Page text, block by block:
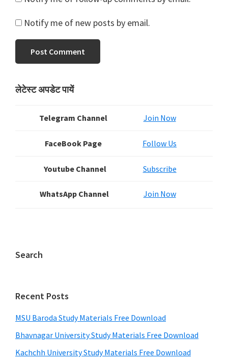
Notify me of new posts by email.
Primary
लेटेस्ट अपडेट पायें
Telegram Channel Join Now
FaceBook Page Follow Us
Youtube Channel Subscribe
WhatsApp Channel Join Now
Search
Recent Posts
MSU Baroda Study Materials Free Download
Bhavnagar University Study Materials Free Download
Kachchh University Study Materials Free Download